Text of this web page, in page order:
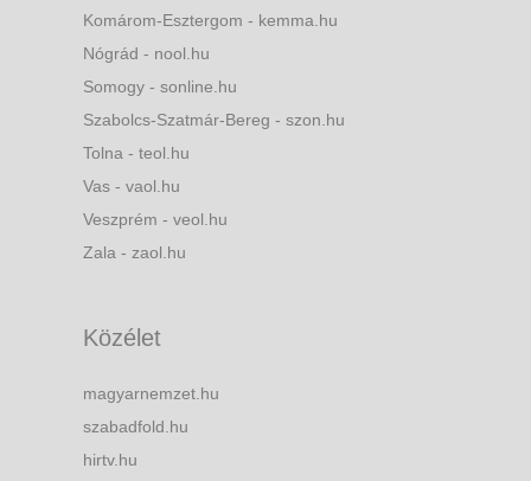
Komárom-Esztergom - kemma.hu
Nógrád - nool.hu
Somogy - sonline.hu
Szabolcs-Szatmár-Bereg - szon.hu
Tolna - teol.hu
Vas - vaol.hu
Veszprém - veol.hu
Zala - zaol.hu
Közélet
magyarnemzet.hu
szabadfold.hu
hirtv.hu